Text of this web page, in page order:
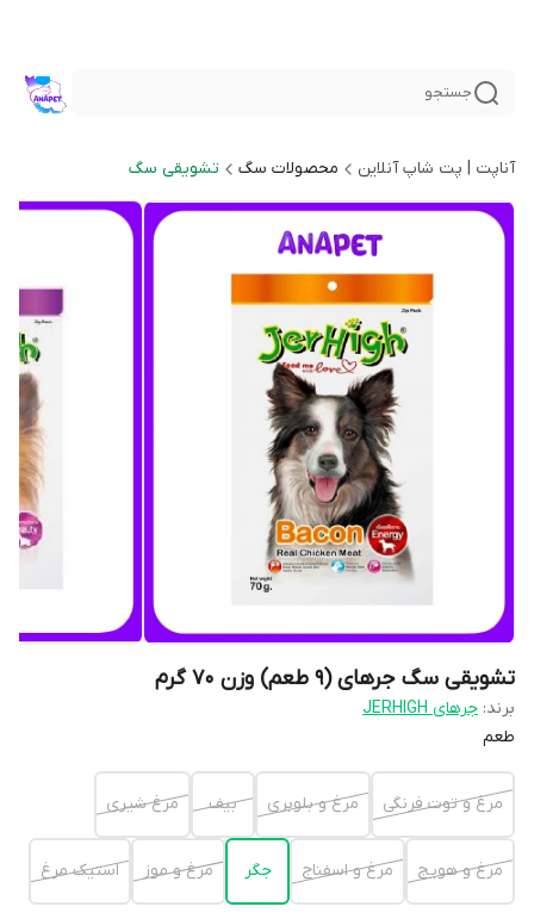
جستجو
آناپت | پت شاپ آنلاین محصولات سگ تشویقی سگ
تشویقی سگ جرهای (9 طعم) وزن 70 گرم
برند: جرهای JERHIGH
طعم
مرغ و توت فرنگی مرغ و بلوبری بیف مرغ شیری
مرغ و هویج مرغ و اسفناج جگر مرغ و موز استیک مرغ